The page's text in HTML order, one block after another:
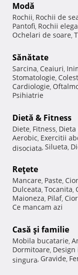
Modă
Rochii, Rochii de
Pantofi, Rochii
Ochelari de soare,
Sănătate
Sarcina, Ceaiuri,
Stomatologie,
Cardiologie,
Psihiatrie
Dietă & Fitness
Diete, Fitness, Dieta
Aerobic, Exercitii
disociata, Silueta,
Reţete
Mancare, Paste,
Dulceata, Tocanita,
Maioneza, Pilaf,
Ce mancam azi
Casă şi familie
Mobila bucatarie,
Dormitoare,
singura, Gravide,